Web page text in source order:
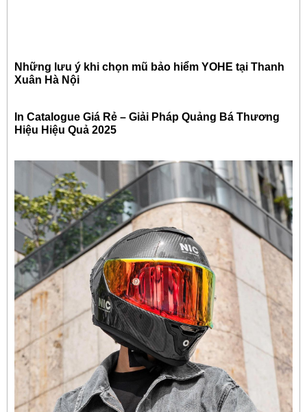
Những lưu ý khi chọn mũ bảo hiểm YOHE tại Thanh
Xuân Hà Nội
In Catalogue Giá Rẻ – Giải Pháp Quảng Bá Thương
Hiệu Hiệu Quả 2025